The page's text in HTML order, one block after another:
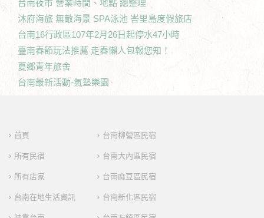
台南夜市 營業時間、地點 總整理
沐府海旅 無敵海景 SPA泳池 峇里島度假旅店
台南16行政區107年2月26日起停水47小時
臺南春節玩法推薦 走春懶人包報您知！
夏鄉青年旅舍
台南最新活動-氣墊樂園
首頁
所有民宿
所有店家
台南在地生活資訊
台南柳營區民宿
台南大內區民宿
台南麻豆區民宿
台南新化區民宿